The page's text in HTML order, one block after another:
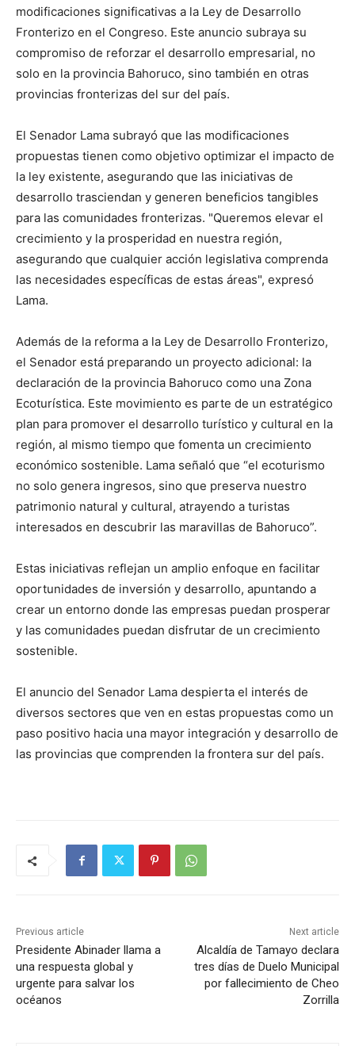
modificaciones significativas a la Ley de Desarrollo
Fronterizo en el Congreso. Este anuncio subraya su
compromiso de reforzar el desarrollo empresarial, no
solo en la provincia Bahoruco, sino también en otras
provincias fronterizas del sur del país.
El Senador Lama subrayó que las modificaciones
propuestas tienen como objetivo optimizar el impacto de
la ley existente, asegurando que las iniciativas de
desarrollo trasciendan y generen beneficios tangibles
para las comunidades fronterizas. "Queremos elevar el
crecimiento y la prosperidad en nuestra región,
asegurando que cualquier acción legislativa comprenda
las necesidades específicas de estas áreas", expresó
Lama.
Además de la reforma a la Ley de Desarrollo Fronterizo,
el Senador está preparando un proyecto adicional: la
declaración de la provincia Bahoruco como una Zona
Ecoturística. Este movimiento es parte de un estratégico
plan para promover el desarrollo turístico y cultural en la
región, al mismo tiempo que fomenta un crecimiento
económico sostenible. Lama señaló que “el ecoturismo
no solo genera ingresos, sino que preserva nuestro
patrimonio natural y cultural, atrayendo a turistas
interesados en descubrir las maravillas de Bahoruco”.
Estas iniciativas reflejan un amplio enfoque en facilitar
oportunidades de inversión y desarrollo, apuntando a
crear un entorno donde las empresas puedan prosperar
y las comunidades puedan disfrutar de un crecimiento
sostenible.
El anuncio del Senador Lama despierta el interés de
diversos sectores que ven en estas propuestas como un
paso positivo hacia una mayor integración y desarrollo de
las provincias que comprenden la frontera sur del país.
Previous article
Presidente Abinader llama a
una respuesta global y
urgente para salvar los
océanos
Next article
Alcaldía de Tamayo declara
tres días de Duelo Municipal
por fallecimiento de Cheo
Zorrilla